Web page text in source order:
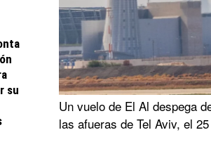
Un vuelo de El Al despega
las afueras de Tel Aviv, el
su